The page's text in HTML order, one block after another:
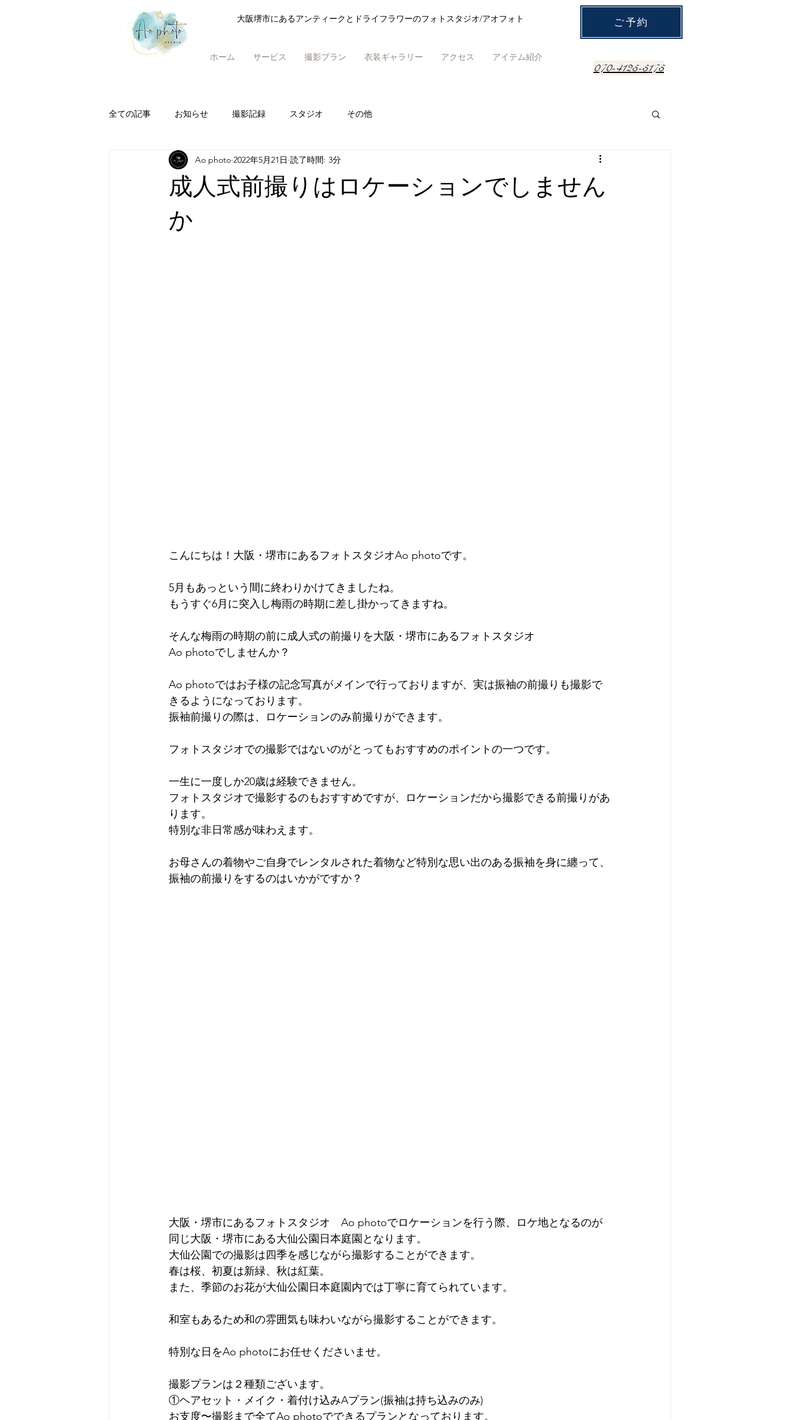
大阪堺市にあるアンティークとドライフラワーのフォトスタジオ/アオフォト ご予約
ホーム サービス 撮影プラン 衣装ギャラリー アクセス アイテム紹介
070-4125-5175
全ての記事 お知らせ 撮影記録 スタジオ その他
成人式前撮りはロケーションでしません
か
Ao photo 2022年5月21日 読了時間: 3分
こんにちは！大阪・堺市にあるフォトスタジオAo photoです。
5月もあっという間に終わりかけてきましたね。
もうすぐ6月に突入し梅雨の時期に差し掛かってきますね。
そんな梅雨の時期の前に成人式の前撮りを大阪・堺市にあるフォトスタジオ
Ao photoでしませんか？
Ao photoではお子様の記念写真がメインで行っておりますが、実は振袖の前撮りも撮影で
きるようになっております。
振袖前撮りの際は、ロケーションのみ前撮りができます。
フォトスタジオでの撮影ではないのがとってもおすすめのポイントの一つです。
一生に一度しか20歳は経験できません。
フォトスタジオで撮影するのもおすすめですが、ロケーションだから撮影できる前撮りがあ
ります。
特別な非日常感が味わえます。
お母さんの着物やご自身でレンタルされた着物など特別な思い出のある振袖を身に纏って、
振袖の前撮りをするのはいかがですか？
大阪・堺市にあるフォトスタジオ　Ao photoでロケーションを行う際、ロケ地となるのが
同じ大阪・堺市にある大仙公園日本庭園となります。
大仙公園での撮影は四季を感じながら撮影することができます。
春は桜、初夏は新緑、秋は紅葉。
また、季節のお花が大仙公園日本庭園内では丁寧に育てられています。
和室もあるため和の雰囲気も味わいながら撮影することができます。
特別な日をAo photoにお任せくださいませ。
撮影プランは２種類ございます。
①ヘアセット・メイク・着付け込みAプラン(振袖は持ち込みのみ)
お支度〜撮影まで全てAo photoでできるプランとなっております。